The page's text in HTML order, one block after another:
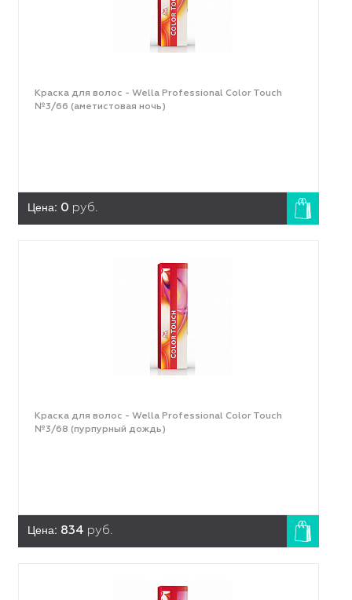
Краска для волос - Wella Professional Color Touch
№3/66 (аметистовая ночь)
Цена: 0 руб.
Краска для волос - Wella Professional Color Touch
№3/68 (пурпурный дождь)
Цена: 834 руб.